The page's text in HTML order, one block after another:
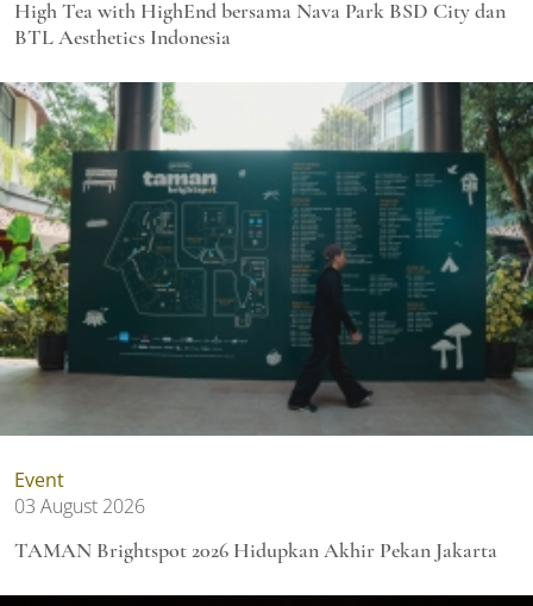
High Tea with HighEnd bersama Nava Park BSD City dan
BTL Aesthetics Indonesia
Event
03 August 2026
TAMAN Brightspot 2026 Hidupkan Akhir Pekan Jakarta